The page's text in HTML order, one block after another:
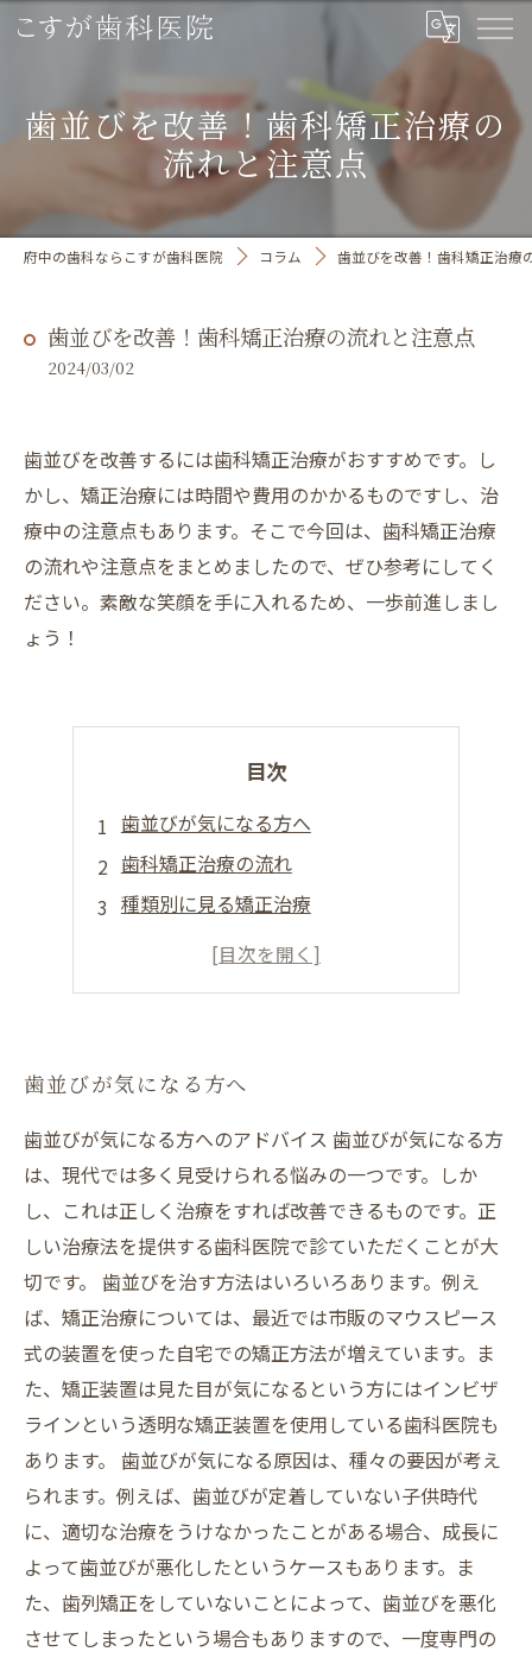
歯並びを改善！歯科矯正治療の
流れと注意点
府中の歯科ならこすが歯科医院 コラム 歯並びを改善！歯科矯正治療
歯並びを改善！歯科矯正治療の流れと注意点
2024/03/02
歯並びを改善するには歯科矯正治療がおすすめです。し
かし、矯正治療には時間や費用のかかるものですし、治
療中の注意点もあります。そこで今回は、歯科矯正治療
の流れや注意点をまとめましたので、ぜひ参考にしてく
ださい。素敵な笑顔を手に入れるため、一歩前進しまし
ょう！
目次
歯並びが気になる方へ
歯科矯正治療の流れ
種類別に見る矯正治療
矯正治療中の注意点
歯並びが気になる方へ
歯並びが気になる方へのアドバイス 歯並びが気になる方
は、現代では多く見受けられる悩みの一つです。しか
し、これは正しく治療をすれば改善できるものです。正
しい治療法を提供する歯科医院で診ていただくことが大
切です。 歯並びを治す方法はいろいろあります。例え
ば、矯正治療については、最近では市販のマウスピース
式の装置を使った自宅での矯正方法が増えています。ま
た、矯正装置は見た目が気になるという方にはインビザ
ラインという透明な矯正装置を使用している歯科医院も
あります。 歯並びが気になる原因は、種々の要因が考え
られます。例えば、歯並びが定着していない子供時代
に、適切な治療をうけなかったことがある場合、成長に
よって歯並びが悪化したというケースもあります。ま
た、歯列矯正をしていないことによって、歯並びを悪化
させてしまったという場合もありますので、一度専門の